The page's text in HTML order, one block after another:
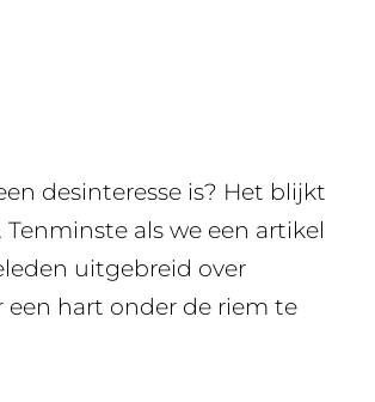
desinteresse is? Het blijkt
als we een artikel
uitgebreid over
een hart onder de riem te